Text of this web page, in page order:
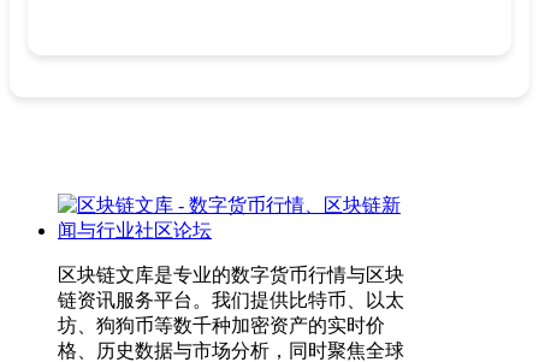
区块链文库是专业的数字货币行情与区块
链资讯服务平台。我们提供比特币、以太
坊、狗狗币等数千种加密资产的实时价
格、历史数据与市场分析，同时聚焦全球